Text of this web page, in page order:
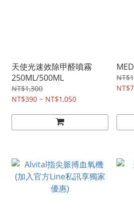
天使光速效除甲醛噴霧
250ML/500ML
NT$1,300
NT$390 ~ NT$1,050